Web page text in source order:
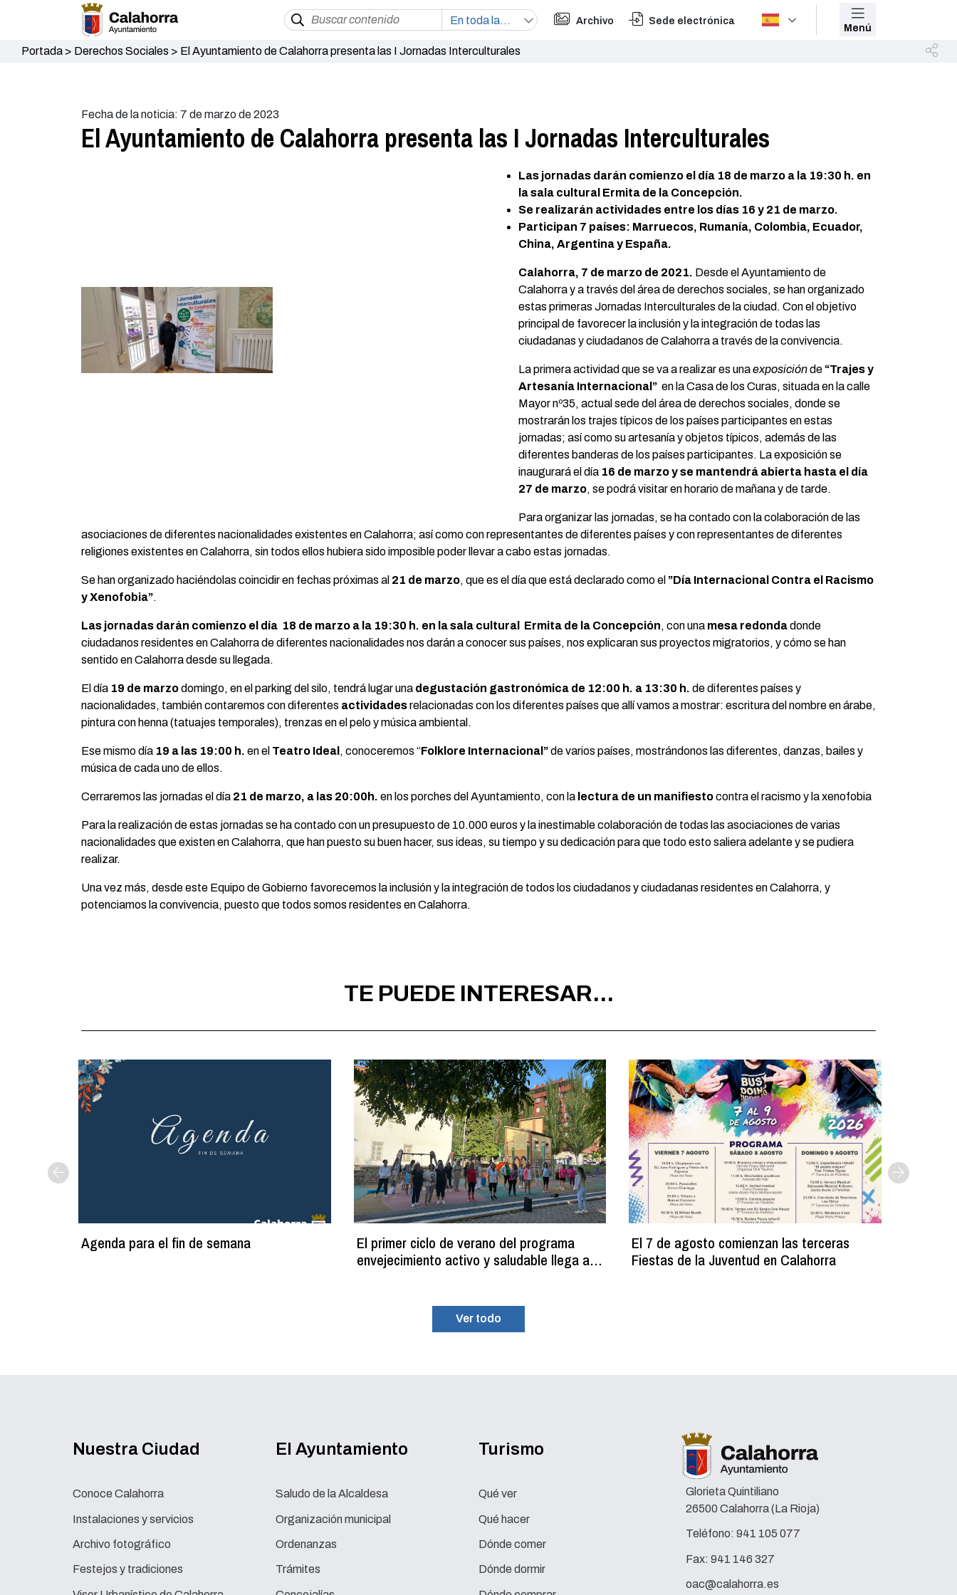
Archivo Sede electrónica
Menú
Portada> Derechos Sociales > El Ayuntamiento de Calahorra presenta las I Jornadas Interculturales
Fecha de la noticia: 7 de marzo de 2023
El Ayuntamiento de Calahorra presenta las I Jornadas Interculturales
Las jornadas darán comienzo el día 18 de marzo a la 19:30 h. en
la sala cultural Ermita de la Concepción.
Se realizarán actividades entre los días 16 y 21 de marzo.
Participan 7 países: Marruecos, Rumanía, Colombia, Ecuador,
China, Argentina y España.
Calahorra, 7 de marzo de 2021. Desde el Ayuntamiento de
Calahorra y a través del área de derechos sociales, se han organizado
estas primeras Jornadas Interculturales de la ciudad. Con el objetivo
principal de favorecer la inclusión y la integración de todas las
ciudadanas y ciudadanos de Calahorra a través de la convivencia.
La primera actividad que se va a realizar es unaexposiciónde “Trajes y
Artesanía Internacional”en la Casa de los Curas, situada en la calle
Mayor nº35, actual sede del área de derechos sociales, donde se
mostrarán los trajes típicos de los países participantes en estas
jornadas; así como su artesanía y objetos típicos, además de las
diferentes banderas de los países participantes. La exposición se
inaugurará el día 16 de marzo y se mantendrá abierta hasta el día
27 de marzo, se podrá visitar en horario de mañana y de tarde.
Para organizar las jornadas, se ha contado con la colaboración de las
asociaciones de diferentes nacionalidades existentes en Calahorra; así como con representantes de diferentes países y con representantes de diferentes
religiones existentes en Calahorra, sin todos ellos hubiera sido imposible poder llevar a cabo estas jornadas.
Se han organizado haciéndolas coincidir en fechas próximas al 21 de marzo, que es el día que está declarado como el ”Día Internacional Contra el Racismo
y Xenofobia”.
Las jornadas darán comienzo el día 18 de marzo a la 19:30 h. en la sala cultural Ermita de la Concepción, con una mesa redondadonde
ciudadanos residentes en Calahorra de diferentes nacionalidades nos darán a conocer sus países, nos explicaran sus proyectos migratorios, y cómo se han
sentido en Calahorra desde su llegada.
El día 19 de marzodomingo, en el parking del silo, tendrá lugar una degustación gastronómica de 12:00 h. a 13:30 h. de diferentes países y
nacionalidades, también contaremos con diferentes actividadesrelacionadas con los diferentes países que allí vamos a mostrar: escritura del nombre en árabe,
pintura con henna (tatuajes temporales), trenzas en el pelo y música ambiental.
Ese mismo día 19 a las 19:00 h. en el Teatro Ideal , conoceremos “Folklore Internacional”de varios países, mostrándonos las diferentes, danzas, bailes y
música de cada uno de ellos.
Cerraremos las jornadas el día 21 de marzo, a las 20:00h. en los porches del Ayuntamiento, con la lectura de un manifiestocontra el racismo y la xenofobia
Para la realización de estas jornadas se ha contado con un presupuesto de 10.000 euros y la inestimable colaboración de todas las asociaciones de varias
nacionalidades que existen en Calahorra, que han puesto su buen hacer, sus ideas, su tiempo y su dedicación para que todo esto saliera adelante y se pudiera
realizar.
Una vez más, desde este Equipo de Gobierno favorecemos la inclusión y la integración de todos los ciudadanos y ciudadanas residentes en Calahorra, y
potenciamos la convivencia, puesto que todos somos residentes en Calahorra.
TE PUEDE INTERESAR...
Agenda para el fin de semana
El primer ciclo de verano del programa
envejecimiento activo y saludable llega a
El 7 de agosto comienzan las terceras
Fiestas de la Juventud en Calahorra
Ver todo
Nuestra Ciudad
Conoce Calahorra
Instalaciones y servicios
Archivo fotográfico
Festejos y tradiciones
El Ayuntamiento
Saludo de la Alcaldesa
Organización municipal
Ordenanzas
Trámites
Turismo
Qué ver
Qué hacer
Dónde comer
Dónde dormir
Glorieta Quintiliano
26500 Calahorra (La Rioja)
Teléfono: 941 105 077
Fax: 941 146 327
oac@calahorra.es